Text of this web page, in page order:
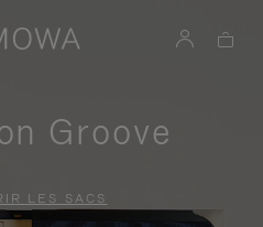
Groove
LES SACS